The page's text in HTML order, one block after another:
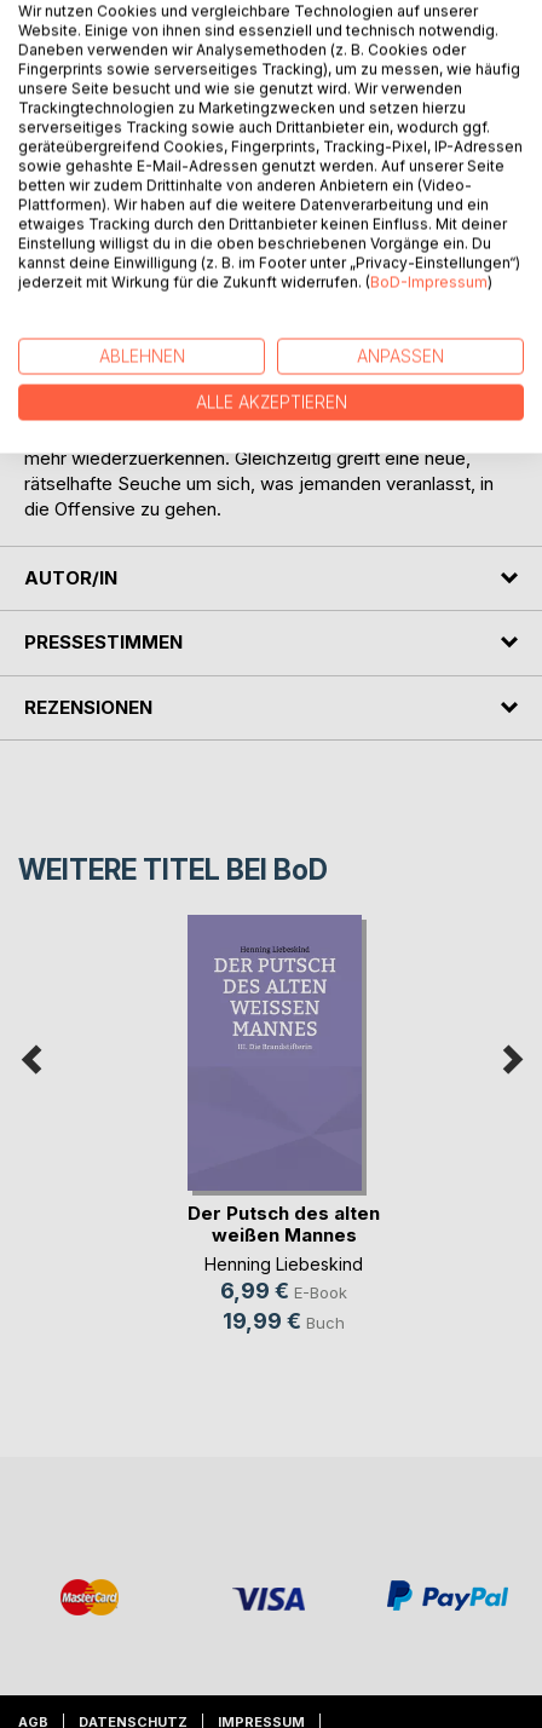
Auf die Merkliste
Titel bewerten
BESCHREIBUNG
eingeweiht. Noch bevor er Zeit und Gelegenheit findet,
dieses alles zu verdauen, erfährt er Schockierendes über
den Professor. Und Professor Seidel ist, nachdem der
mehr wiederzuerkennen. Gleichzeitig greift eine neue,
rätselhafte Seuche um sich, was jemanden veranlasst, in
die Offensive zu gehen.
AUTOR/IN
PRESSESTIMMEN
REZENSIONEN
WEITERE TITEL BEI BoD
Der Putsch des alten
weißen Mannes
Henning Liebeskind
6,99 € E-Book
19,99 € Buch
AGB DATENSCHUTZ IMPRESSUM
Wir nutzen Cookies und vergleichbare Technologien auf unserer
Website. Einige von ihnen sind essenziell und technisch notwendig.
Daneben verwenden wir Analysemethoden (z. B. Cookies oder
Fingerprints sowie serverseitiges Tracking), um zu messen, wie häufig
unsere Seite besucht und wie sie genutzt wird. Wir verwenden
Trackingtechnologien zu Marketingzwecken und setzen hierzu
serverseitiges Tracking sowie auch Drittanbieter ein, wodurch ggf.
geräteübergreifend Cookies, Fingerprints, Tracking-Pixel, IP-Adressen
sowie gehashte E-Mail-Adressen genutzt werden. Auf unserer Seite
betten wir zudem Drittinhalte von anderen Anbietern ein (Video-
Plattformen). Wir haben auf die weitere Datenverarbeitung und ein
etwaiges Tracking durch den Drittanbieter keinen Einfluss. Mit deiner
Einstellung willigst du in die oben beschriebenen Vorgänge ein. Du
kannst deine Einwilligung (z. B. im Footer unter „Privacy-Einstellungen“)
jederzeit mit Wirkung für die Zukunft widerrufen. (BoD-Impressum)
ABLEHNEN ANPASSEN
ALLE AKZEPTIEREN